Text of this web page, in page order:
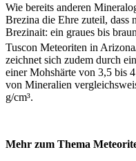
Wie bereits anderen
Brezina die Ehre zuteil, dass
Brezinait: ein graues bis
Tuscon Meteoriten in
zeichnet sich zudem durch
einer Mohshärte von 3,5 bis
von Mineralien
g/cm³.
Mehr zum Thema